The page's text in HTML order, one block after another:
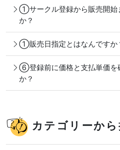
①サークル登録から販売開始
か？
①販売日指定とはなんですか
⑥登録前に価格と支払単価を
か？
カテゴリーか